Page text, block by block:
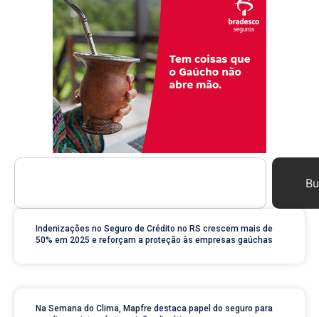
Indenizações no Seguro de Crédito no RS crescem mais de
50% em 2025 e reforçam a proteção às empresas gaúchas
Na Semana do Clima, Mapfre destaca papel do seguro para